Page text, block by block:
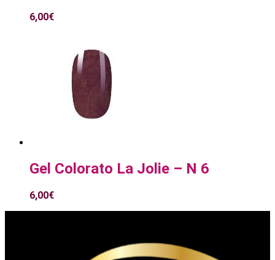
6,00€
Gel Colorato La Jolie – N 6
6,00€